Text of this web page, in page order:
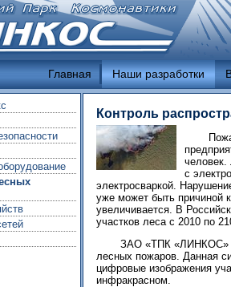
Главная Наши разработки
Контроль
человек.
с
электросваркой.
уже может быть причиной
увеличивается. В
участков леса с 2010 по
ЗАО «ТПК «ЛИНКОС»
лесных пожаров. Данная
цифровые изображения
инфракрасном.